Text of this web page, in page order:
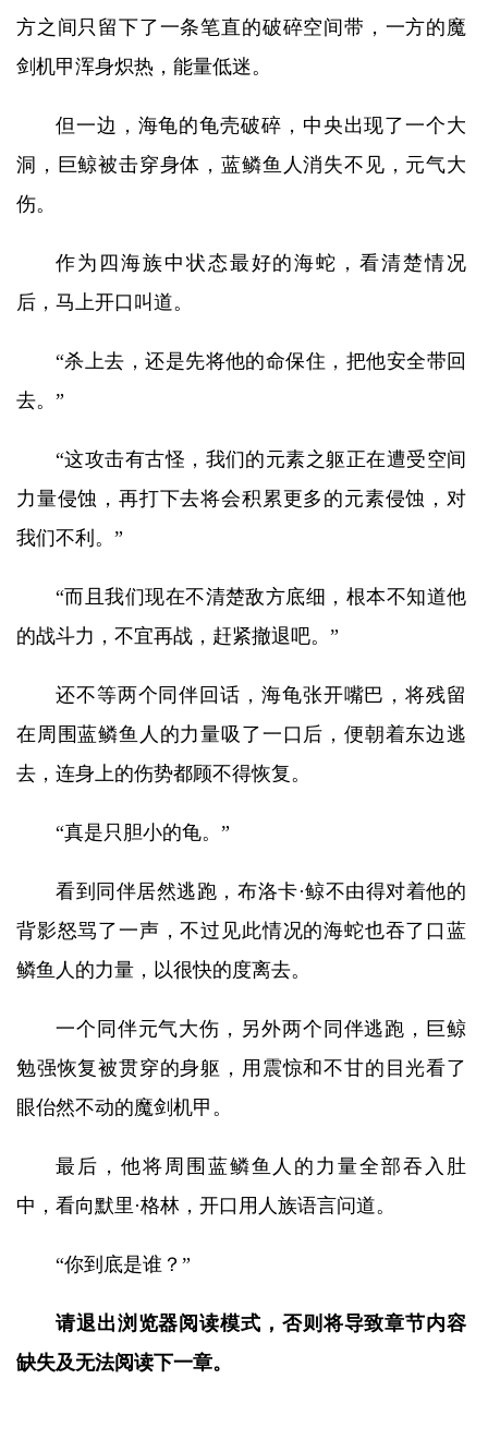
方之间只留下了一条笔直的破碎空间带，一方的魔
剑机甲浑身炽热，能量低迷。
但一边，海龟的龟壳破碎，中央出现了一个大
洞，巨鲸被击穿身体，蓝鳞鱼人消失不见，元气大
伤。
作为四海族中状态最好的海蛇，看清楚情况
后，马上开口叫道。
“杀上去，还是先将他的命保住，把他安全带回
去。”
“这攻击有古怪，我们的元素之躯正在遭受空间
力量侵蚀，再打下去将会积累更多的元素侵蚀，对
我们不利。”
“而且我们现在不清楚敌方底细，根本不知道他
的战斗力，不宜再战，赶紧撤退吧。”
还不等两个同伴回话，海龟张开嘴巴，将残留
在周围蓝鳞鱼人的力量吸了一口后，便朝着东边逃
去，连身上的伤势都顾不得恢复。
“真是只胆小的龟。”
看到同伴居然逃跑，布洛卡·鲸不由得对着他的
背影怒骂了一声，不过见此情况的海蛇也吞了口蓝
鳞鱼人的力量，以很快的度离去。
一个同伴元气大伤，另外两个同伴逃跑，巨鲸
勉强恢复被贯穿的身躯，用震惊和不甘的目光看了
眼佁然不动的魔剑机甲。
最后，他将周围蓝鳞鱼人的力量全部吞入肚
中，看向默里·格林，开口用人族语言问道。
“你到底是谁？”
请退出浏览器阅读模式，否则将导致章节内容
缺失及无法阅读下一章。